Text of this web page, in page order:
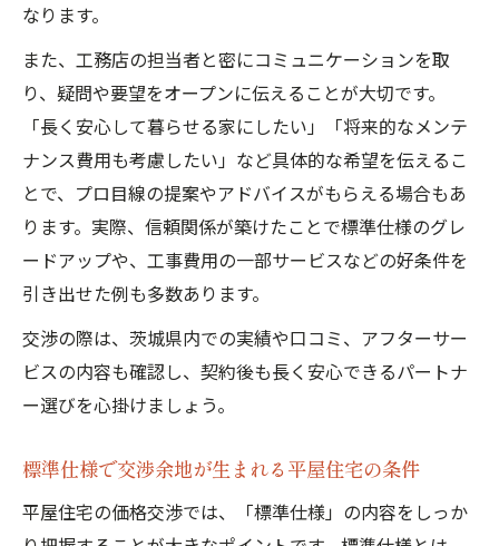
なります。
また、工務店の担当者と密にコミュニケーションを取
り、疑問や要望をオープンに伝えることが大切です。
「長く安心して暮らせる家にしたい」「将来的なメンテ
ナンス費用も考慮したい」など具体的な希望を伝えるこ
とで、プロ目線の提案やアドバイスがもらえる場合もあ
ります。実際、信頼関係が築けたことで標準仕様のグレ
ードアップや、工事費用の一部サービスなどの好条件を
引き出せた例も多数あります。
交渉の際は、茨城県内での実績や口コミ、アフターサー
ビスの内容も確認し、契約後も長く安心できるパートナ
ー選びを心掛けましょう。
標準仕様で交渉余地が生まれる平屋住宅の条件
平屋住宅の価格交渉では、「標準仕様」の内容をしっか